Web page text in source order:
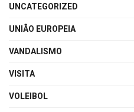
UNCATEGORIZED
UNIÃO EUROPEIA
VANDALISMO
VISITA
VOLEIBOL